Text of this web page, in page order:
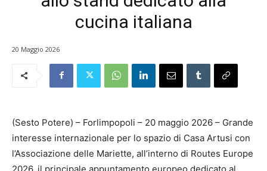
cucina italiana
20 Maggio 2026
(Sesto Potere) – Forlimpopoli – 20 maggio 2026 – Grande
interesse internazionale per lo spazio di Casa Artusi con
l’Associazione delle Mariette, all’interno di Routes Europe